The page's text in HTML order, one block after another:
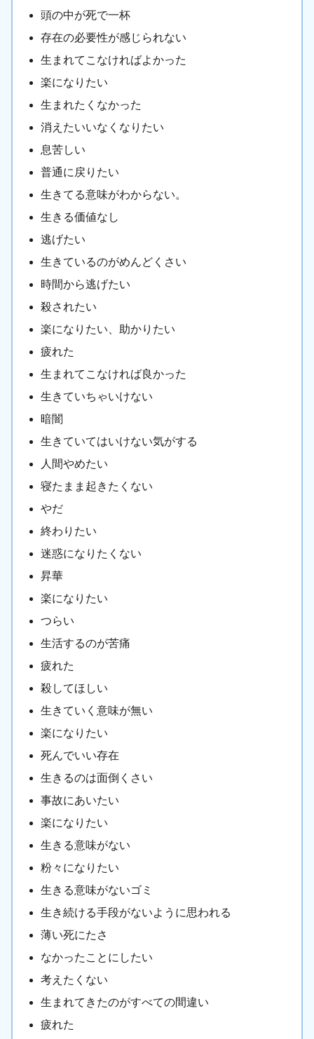
頭の中が死で一杯
存在の必要性が感じられない
生まれてこなければよかった
楽になりたい
生まれたくなかった
消えたいいなくなりたい
息苦しい
普通に戻りたい
生きてる意味がわからない。
生きる価値なし
逃げたい
生きているのがめんどくさい
時間から逃げたい
殺されたい
楽になりたい、助かりたい
疲れた
生まれてこなければ良かった
生きていちゃいけない
暗闇
生きていてはいけない気がする
人間やめたい
寝たまま起きたくない
やだ
終わりたい
迷惑になりたくない
昇華
楽になりたい
つらい
生活するのが苦痛
疲れた
殺してほしい
生きていく意味が無い
楽になりたい
死んでいい存在
生きるのは面倒くさい
事故にあいたい
楽になりたい
生きる意味がない
粉々になりたい
生きる意味がないゴミ
生き続ける手段がないように思われる
薄い死にたさ
なかったことにしたい
考えたくない
生まれてきたのがすべての間違い
疲れた